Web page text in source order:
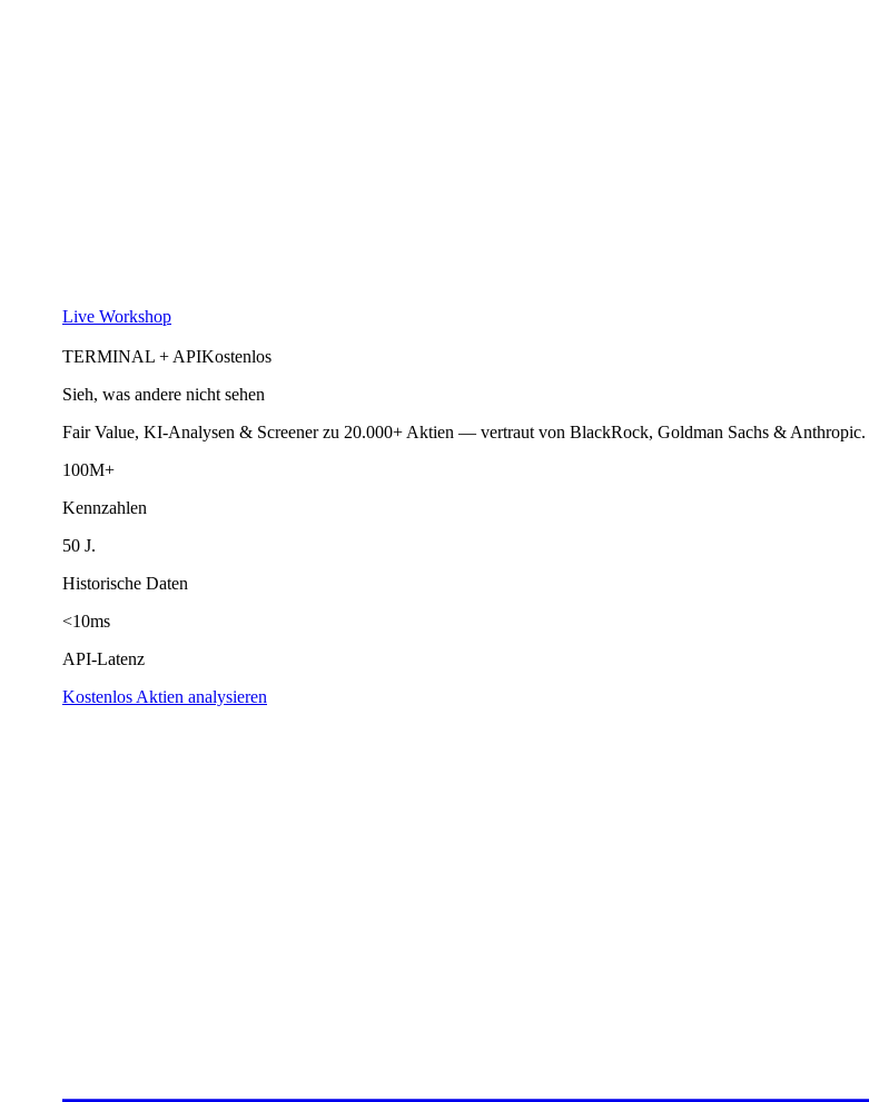
Live Workshop
TERMINAL + APIKostenlos
Sieh, was andere nicht sehen
Fair Value, KI-Analysen & Screener zu 20.000+ Aktien — vertraut von BlackRock, Goldman Sachs & Anthropic.
100M+
Kennzahlen
50 J.
Historische Daten
<10ms
API-Latenz
Kostenlos Aktien analysieren